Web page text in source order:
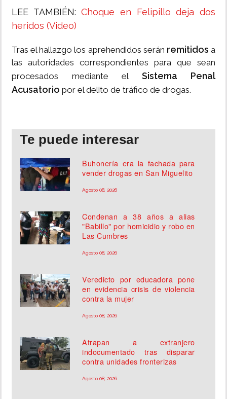
LEE TAMBIÉN:Choque en Felipillo deja dos
heridos (Video)
Tras el hallazgo los aprehendidos serán remitidos a
las autoridades correspondientes para que sean
procesados mediante el Sistema Penal
Acusatorio por el delito de tráfico de drogas.
Te puede interesar
Buhonería era la fachada para
vender drogas en San Miguelito
Agosto 08, 2026
Condenan a 38 años a alias
"Babillo" por homicidio y robo en
Las Cumbres
Agosto 08, 2026
Veredicto por educadora pone
en evidencia crisis de violencia
contra la mujer
Agosto 08, 2026
Atrapan a extranjero
indocumentado tras disparar
contra unidades fronterizas
Agosto 08, 2026